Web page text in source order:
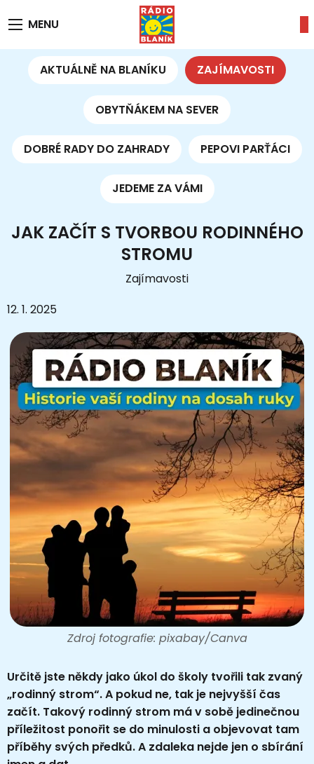
MENU
AKTUÁLNĚ NA BLANÍKU ZAJÍMAVOSTI
OBYTŇÁKEM NA SEVER
DOBRÉ RADY DO ZAHRADY PEPOVI PARŤÁCI
JEDEME ZA VÁMI
JAK ZAČÍT S TVORBOU RODINNÉHO
STROMU
Zajímavosti
12. 1. 2025
Zdroj fotografie: pixabay/Canva
Určitě jste někdy jako úkol do školy tvořili tak zvaný
„rodinný strom“. A pokud ne, tak je nejvyšší čas
začít. Takový rodinný strom má v sobě jedinečnou
příležitost ponořit se do minulosti a objevovat tam
příběhy svých předků. A zdaleka nejde jen o sbírání